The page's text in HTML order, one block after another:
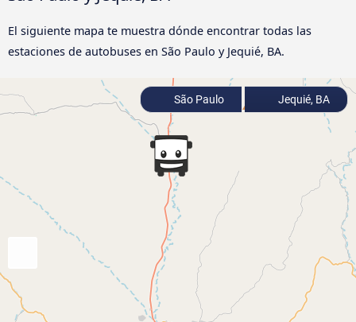
El siguiente mapa te muestra dónde encontrar todas las
estaciones de autobuses en São Paulo y Jequié, BA.
São Paulo Jequié, BA